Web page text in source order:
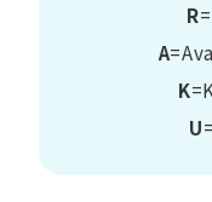
R
A
K
U